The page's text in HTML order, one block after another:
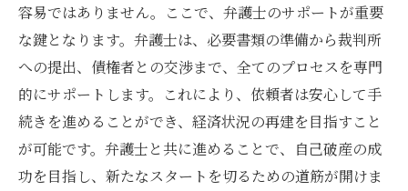
容易ではありません。ここで、弁護士のサポートが重要
な鍵となります。弁護士は、必要書類の準備から裁判所
への提出、債権者との交渉まで、全てのプロセスを専門
的にサポートします。これにより、依頼者は安心して手
続きを進めることができ、経済状況の再建を目指すこと
が可能です。弁護士と共に進めることで、自己破産の成
功を目指し、新たなスタートを切るための道筋が開けま